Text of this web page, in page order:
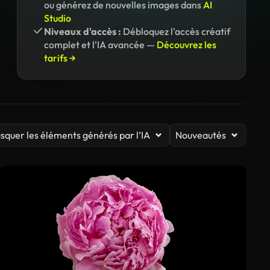
ou générez de nouvelles images dansAI
Studio
Niveaux d'accès : Débloquez l'accès créatif
complet et l'IA avancée — Découvrez les
tarifs →
les éléments générés par l’IA Nouveautés